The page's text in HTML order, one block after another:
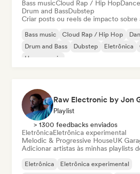
Bass musicCloud Rap / Hip Hop
Drum and BassDubstep
Criar posts ou reels de impacto sobre
Bass music Cloud Rap / Hip Hop
Drum and Bass
Dubstep Eletrônica
House music
Raw Electronic by Jon
Playlist
> 1300 feedbacks enviados
EletrônicaEletrônica experimental
Melodic & Progressive HouseUK
Adicionar artistas às minhas playlists
Eletrônica
Eletrônica experimental